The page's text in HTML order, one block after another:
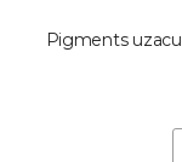
Pigments